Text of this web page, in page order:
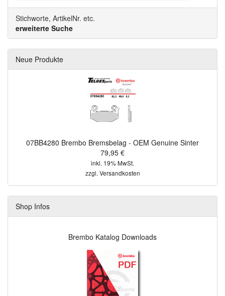
Stichworte, ArtikelNr. etc.
erweiterte Suche
Neue Produkte
07BB4280 Brembo Bremsbelag - OEM Genuine Sinter
79,95 €
inkl. 19% MwSt.
zzgl. Versandkosten
Shop Infos
Brembo Katalog Downloads